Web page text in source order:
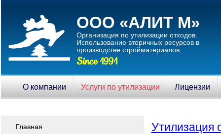
ООО «АЛИТ М»
Организация по утилизации отходов.
Использование вторичныx ресурсов в
производстве стройматериалов.
Since 1991
О компании Услуги по утилизации Лицензии
Утилизация
Главная